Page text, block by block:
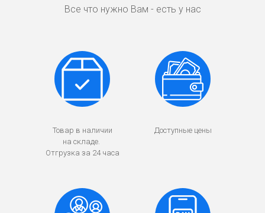
Все что нужно Вам - есть у нас
Товар в наличии
на складе.
Отгрузка за 24 часа
Доступные цены